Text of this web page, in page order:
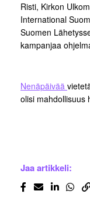
Risti, Kirkon
International
Suomen
kampanjaa
Nenäpäivää
olisi mahdollisuus
Jaa artikkeli: